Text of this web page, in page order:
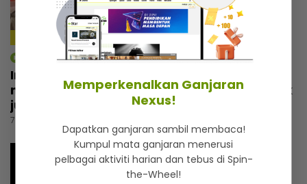
mStar | Hiburan
Irfan Zaini sibuk penggambaran di India,
mak sampai nak buat ‘appointment’ untuk
jumpa
7 jam lalu
Memperkenalkan Ganjaran
Nexus!
Dapatkan ganjaran sambil membaca!
Kumpul mata ganjaran menerusi
pelbagai aktiviti harian dan tebus di Spin-
the-Wheel!